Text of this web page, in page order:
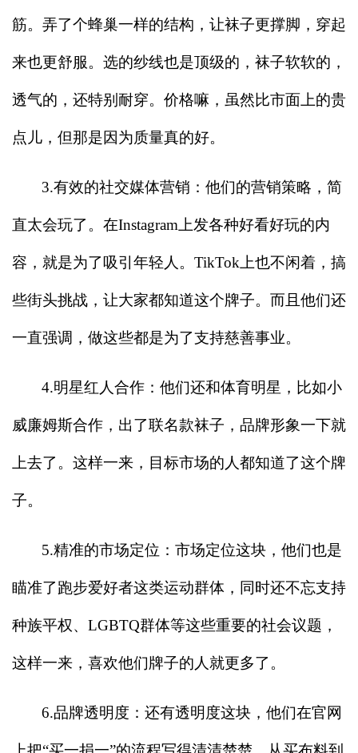
筋。弄了个蜂巢一样的结构，让袜子更撑脚，穿起
来也更舒服。选的纱线也是顶级的，袜子软软的，
透气的，还特别耐穿。价格嘛，虽然比市面上的贵
点儿，但那是因为质量真的好。
3.有效的社交媒体营销：他们的营销策略，简
直太会玩了。在Instagram上发各种好看好玩的内
容，就是为了吸引年轻人。TikTok上也不闲着，搞
些街头挑战，让大家都知道这个牌子。而且他们还
一直强调，做这些都是为了支持慈善事业。
4.明星红人合作：他们还和体育明星，比如小
威廉姆斯合作，出了联名款袜子，品牌形象一下就
上去了。这样一来，目标市场的人都知道了这个牌
子。
5.精准的市场定位：市场定位这块，他们也是
瞄准了跑步爱好者这类运动群体，同时还不忘支持
种族平权、LGBTQ群体等这些重要的社会议题，
这样一来，喜欢他们牌子的人就更多了。
6.品牌透明度：还有透明度这块，他们在官网